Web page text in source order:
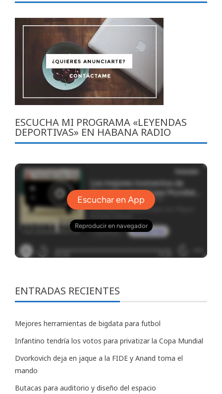
ESCUCHA MI PROGRAMA «LEYENDAS
DEPORTIVAS» EN HABANA RADIO
ENTRADAS RECIENTES
Mejores herramientas de bigdata para futbol
Infantino tendría los votos para privatizar la Copa Mundial
Dvorkovich deja en jaque a la FIDE y Anand toma el
mando
Butacas para auditorio y diseño del espacio